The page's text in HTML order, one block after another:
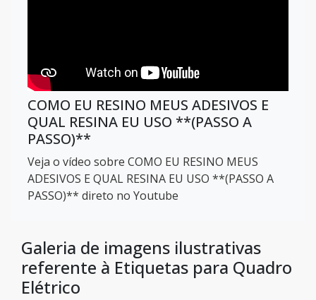
COMO EU RESINO MEUS ADESIVOS E
QUAL RESINA EU USO **(PASSO A
PASSO)**
Veja o vídeo sobre COMO EU RESINO MEUS
ADESIVOS E QUAL RESINA EU USO **(PASSO A
PASSO)** direto no Youtube
Galeria de imagens ilustrativas
referente à Etiquetas para Quadro
Elétrico